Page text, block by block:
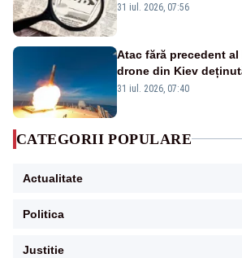
31 iul. 2026, 07:56
Atac fără precedent
drone din Kiev
americană, distrusă de
31 iul. 2026, 07:40
CATEGORII POPULARE
Actualitate
Politica
Justitie